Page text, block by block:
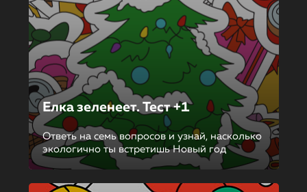
Елка зеленеет. Тест +1
Ответь на семь вопросов и узнай, насколько
экологично ты встретишь Новый год